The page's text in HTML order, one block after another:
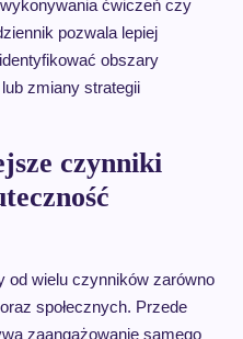
ćwiczeń czy
pozwala lepiej
obszary
zmiany strategii
czynniki
od wielu czynników zarówno
społecznych. Przede
zaangażowanie samego